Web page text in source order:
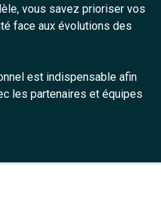
vous savez prioriser vos
face aux évolutions des
est indispensable afin
les partenaires et équipes